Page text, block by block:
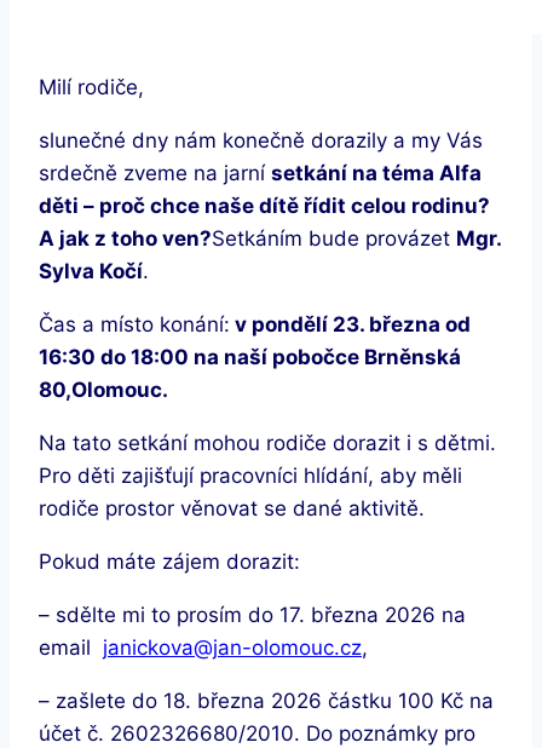
Milí rodiče,
slunečné dny nám konečně dorazily a my Vás
srdečně zveme na jarní setkání na téma Alfa
děti – proč chce naše dítě řídit celou rodinu?
A jak z toho ven?Setkáním bude provázet Mgr.
Sylva Kočí.
Čas a místo konání: v pondělí 23. března od
16:30 do 18:00 na naší pobočce Brněnská
80,Olomouc.
Na tato setkání mohou rodiče dorazit i s dětmi.
Pro děti zajišťují pracovníci hlídání, aby měli
rodiče prostor věnovat se dané aktivitě.
Pokud máte zájem dorazit:
– sdělte mi to prosím do 17. března 2026 na
email janickova@jan-olomouc.cz,
– zašlete do 18. března 2026 částku 100 Kč na
účet č. 2602326680/2010. Do poznámky pro